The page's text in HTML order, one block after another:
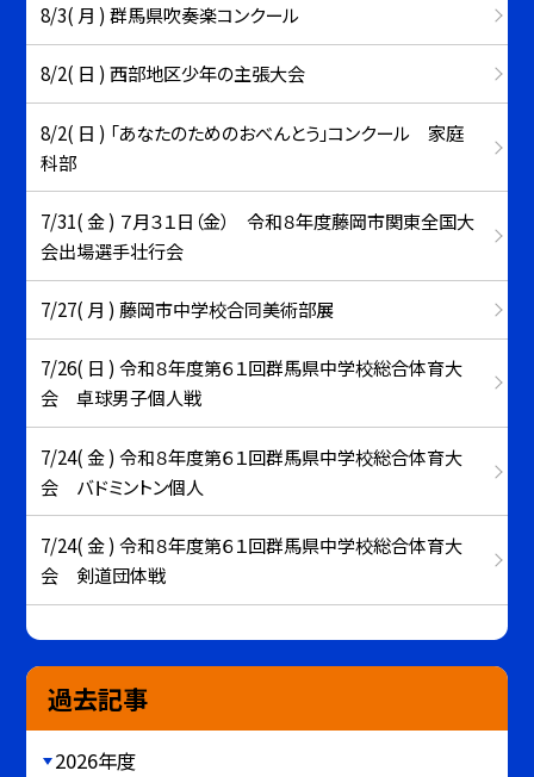
8/3( 月 ) 群馬県吹奏楽コンクール
8/2( 日 ) 西部地区少年の主張大会
8/2( 日 ) 「あなたのためのおべんとう」コンクール 家庭
科部
7/31( 金 ) ７月３１日（金） 令和８年度藤岡市関東全国大
会出場選手壮行会
7/27( 月 ) 藤岡市中学校合同美術部展
7/26( 日 ) 令和８年度第６１回群馬県中学校総合体育大
会 卓球男子個人戦
7/24( 金 ) 令和８年度第６１回群馬県中学校総合体育大
会 バドミントン個人
7/24( 金 ) 令和８年度第６１回群馬県中学校総合体育大
会 剣道団体戦
過去記事
2026年度